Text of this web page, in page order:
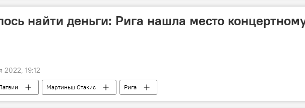
найти деньги: Рига нашла место
2022, 19:12
Мартиньш Стакис Рига